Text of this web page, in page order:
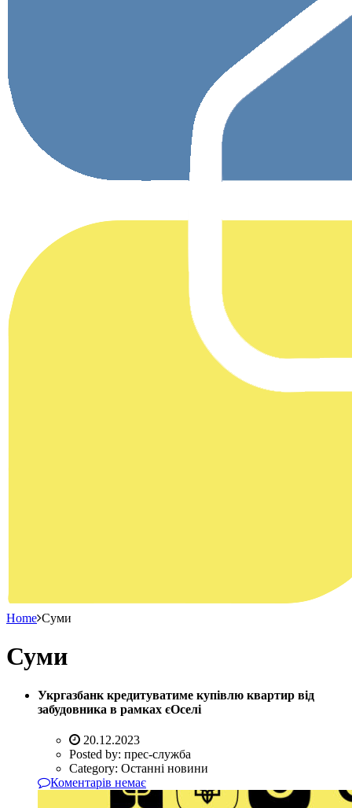
Home Суми
Суми
Укргазбанк кредитуватиме купівлю квартир від
забудовника в рамках єОселі
20.12.2023
Posted by: прес-служба
Category: Останні новини
Коментарів немає